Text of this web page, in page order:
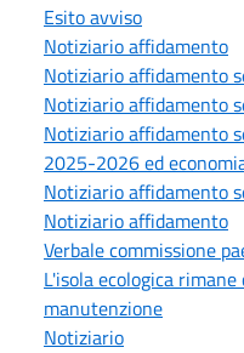
Esito avviso
Notiziario affidamento
Notiziario affidamento
Notiziario affidamento
Notiziario affidamento
2025-2026 ed
Notiziario affidamento
Notiziario affidamento
Verbale commissione
L'isola ecologica
manutenzione
Notiziario